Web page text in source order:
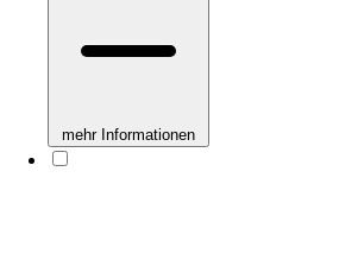
mehr Informationen